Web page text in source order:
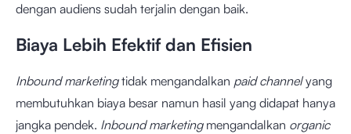
dengan audiens sudah terjalin dengan baik.
Biaya Lebih Efektif dan Efisien
Inbound marketingtidak mengandalkan paid channelyang
membutuhkan biaya besar namun hasil yang didapat hanya
jangka pendek. Inbound marketingmengandalkan organic